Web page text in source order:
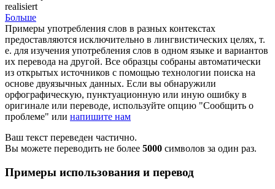
realisiert
Больше
Примеры употребления слов в разных контекстах
предоставляются исключительно в лингвистических целях, т.
е. для изучения употребления слов в одном языке и вариантов
их перевода на другой. Все образцы собраны автоматически
из открытых источников с помощью технологии поиска на
основе двуязычных данных. Если вы обнаружили
орфографическую, пунктуационную или иную ошибку в
оригинале или переводе, используйте опцию "Сообщить о
проблеме" или напишите нам
Ваш текст переведен частично.
Вы можете переводить не более 5000 символов за один раз.
Примеры использования и перевод